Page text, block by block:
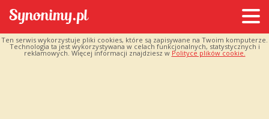
Ten serwis wykorzystuje pliki cookies, które są zapisywane na Twoim komputerze.
Technologia ta jest wykorzystywana w celach funkcjonalnych, statystycznych i
reklamowych. Więcej informacji znajdziesz w Polityce plików cookie.